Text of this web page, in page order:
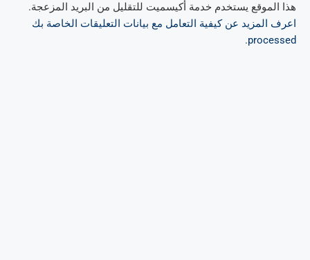
هذا الموقع يستخدم خدمة أكيسميت للتقليل من البريد المزعجة.
اعرف المزيد عن كيفية التعامل مع بيانات التعليقات الخاصة بك
processed
.